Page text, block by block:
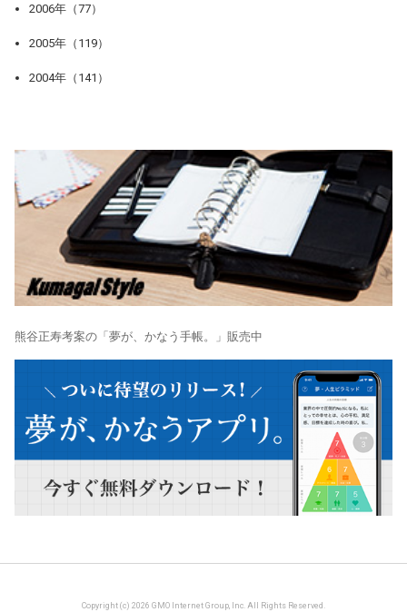
2006年（77）
2005年（119）
2004年（141）
熊谷正寿考案の「夢が、かなう手帳。」販売中
Copyright (c) 2026 GMO Internet Group, Inc. All Rights Reserved.